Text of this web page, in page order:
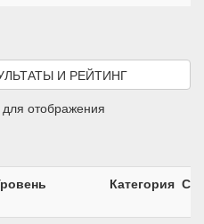
И РЕЙТИНГ
для отображения
Категория